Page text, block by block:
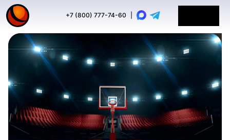
+7 (800) 777-74-60